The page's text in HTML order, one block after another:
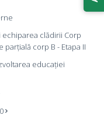
clădirii Corp
parțială corp B - Etapa II
educației